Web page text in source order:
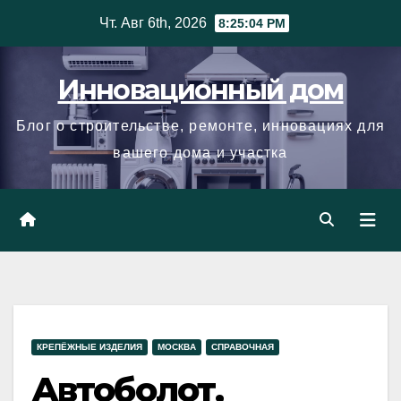
Чт. Авг 6th, 2026 8:25:04 PM
Инновационный дом
Блог о строительстве, ремонте, инновациях для
вашего дома и участка
КРЕПЁЖНЫЕ ИЗДЕЛИЯ МОСКВА СПРАВОЧНАЯ
Автоболот,